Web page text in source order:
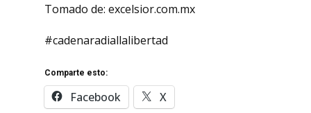
Tomado de: excelsior.com.mx
#cadenaradiallalibertad
Comparte esto:
Facebook
X